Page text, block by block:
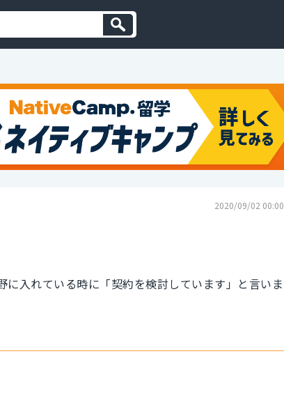
2020/09/02 00:00
入れている時に「契約を検討しています」と言いま